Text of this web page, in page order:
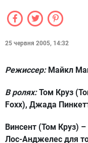
25 червня 2005, 14:32
Режиссер: Майкл
В ролях:Том Круз
Foxx), Джада
Винсент (Том Круз)
Лос-Анджелес для